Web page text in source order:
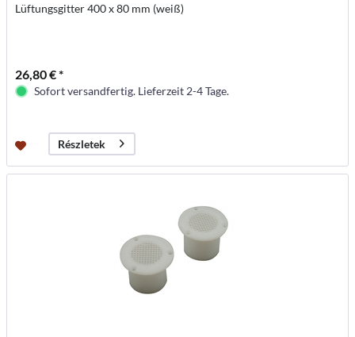
Lüftungsgitter 400 x 80 mm (weiß)
26,80 € *
Sofort versandfertig. Lieferzeit 2-4 Tage.
Részletek